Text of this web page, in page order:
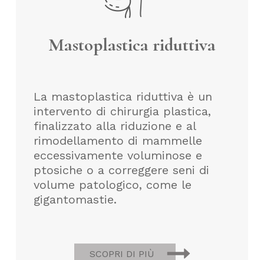
Mastoplastica riduttiva
La mastoplastica riduttiva è un
intervento di chirurgia plastica,
finalizzato alla riduzione e al
rimodellamento di mammelle
eccessivamente voluminose e
ptosiche o a correggere seni di
volume patologico, come le
gigantomastie.
SCOPRI DI PIÙ